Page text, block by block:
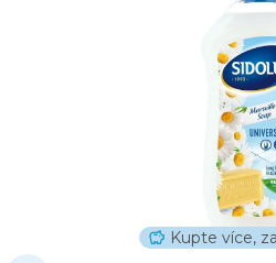
Kupte více,